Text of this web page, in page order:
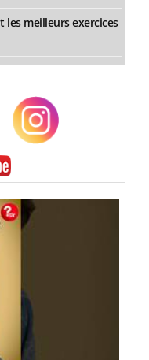
meilleurs exercices